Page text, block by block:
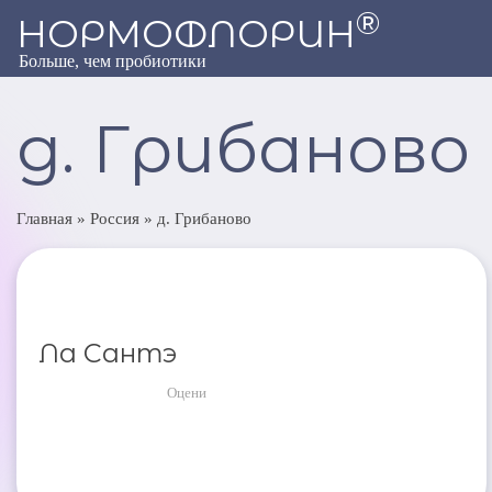
НОРМОФЛОРИН®
Больше, чем пробиотики
д. Грибаново
Главная » Россия » д. Грибаново
Ла Сантэ
Оцени